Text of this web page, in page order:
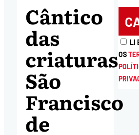
Cântico
das
criaturas,
São
Francisco
de
LI
OS